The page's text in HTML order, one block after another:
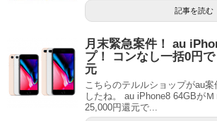
記事を読む
月末緊急案件！ au
プ！ コンなし一括0円
元
こちらのテルルショップがau案
したね。 au iPhone8 64GBが
25,000円還元で...